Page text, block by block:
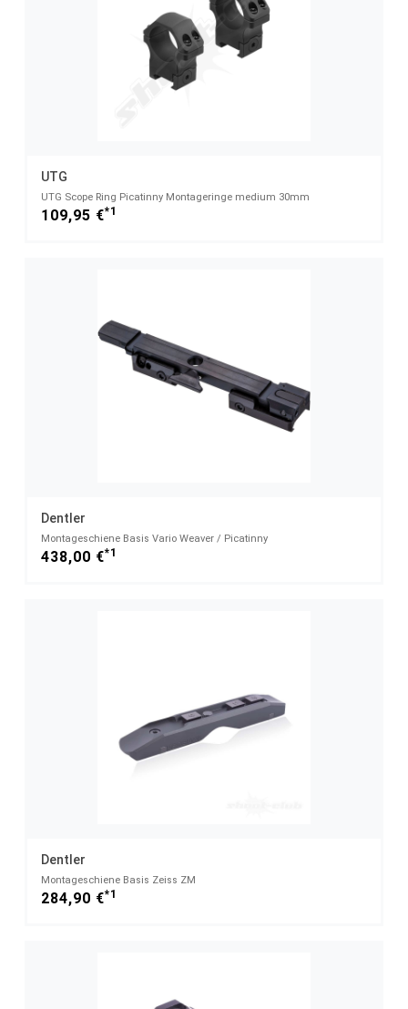
UTG
UTG Scope Ring Picatinny Montageringe medium 30mm
109,95 €*1
Dentler
Montageschiene Basis Vario Weaver / Picatinny
438,00 €*1
Dentler
Montageschiene Basis Zeiss ZM
284,90 €*1